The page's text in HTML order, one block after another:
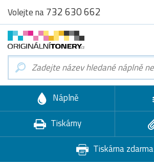
Volejte na732 630 662
Náplně
Tiskárny
Tiskárna zdarma